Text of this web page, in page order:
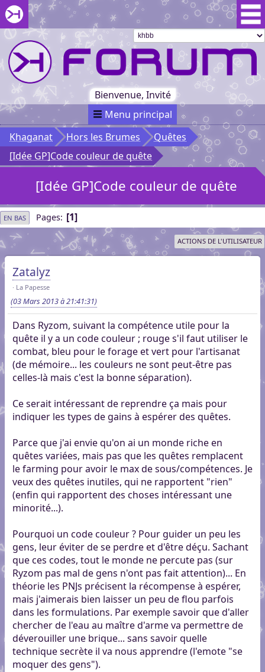
Aller au menu du forum
Aller au contenu du forum
Aller à la recherche dans le forum
Passer le
menu
Khaganat
Retour
au début
du menu
Khaganat
Bienvenue, Invité
Menu principal
Khaganat
Hors les Brumes
Quêtes
[Idée GP]Code couleur de quête
[Idée GP]Code couleur de quête
EN BAS Pages 1
ACTIONS DE L'UTILISATEUR
Zatalyz
La Papesse
(03 Mars 2013 à 21:41:31)
Dans Ryzom, suivant la compétence utile pour la
quête il y a un code couleur ; rouge s'il faut utiliser le
combat, bleu pour le forage et vert pour l'artisanat
(de mémoire... les couleurs ne sont peut-être pas
celles-là mais c'est la bonne séparation).
Ce serait intéressant de reprendre ça mais pour
indiquer les types de gains à espérer des quêtes.
Parce que j'ai envie qu'on ai un monde riche en
quêtes variées, mais pas que les quêtes remplacent
le farming pour avoir le max de sous/compétences. Je
veux des quêtes inutiles, qui ne rapportent "rien"
(enfin qui rapportent des choses intéressant une
minorité...).
Pourquoi un code couleur ? Pour guider un peu les
gens, leur éviter de se perdre et d'être déçu. Sachant
que ces codes, tout le monde ne percute pas (sur
Ryzom pas mal de gens n'ont pas fait attention)... En
théorie les PNJs précisent la récompense à espérer,
mais j'aimerais bien laisser un peu de flou parfois
dans les formulations. Par exemple savoir que d'aller
chercher de l'eau au maître d'arme va permettre de
déverouiller une brique... sans savoir quelle
technique secrète il va nous apprendre (l'emote "se
moquer des gens").